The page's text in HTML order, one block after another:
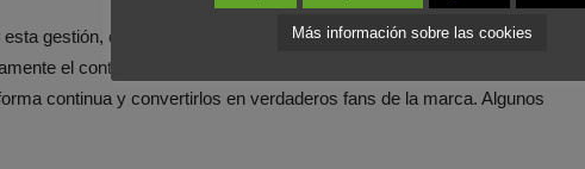
gestión, debemos pensar a medio y largo plazo, tener una base de
el contenido del programa, aportar un valor añadido al producto,
continua y convertirlos en verdaderos fans de la marca. Algunos
Más información sobre las cookies